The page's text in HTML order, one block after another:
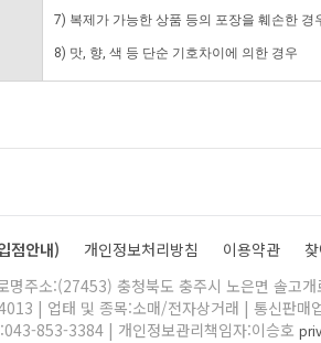
7) 복제가 가능한 상품 등의 포장을 훼손한 경
8) 맛, 향, 색 등 단순 기호차이에 의한 경우
점안내) 개인정보처리방침 이용약관
명주소:(27453) 충청북도 충주시 노은면 솔고
| 업태 및 종목:소매/전자상거래 | 통신판매
853-3384 | 개인정보관리책임자:이승호